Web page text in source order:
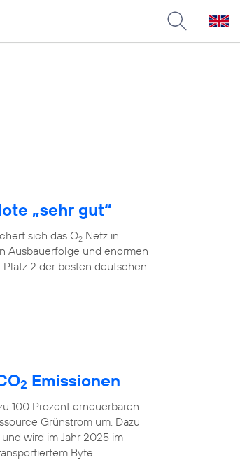
„sehr gut“
sich das O2 Netz in
Ausbauerfolge und enormen
2 der besten deutschen
2 Emissionen
100 Prozent erneuerbaren
Grünstrom um. Dazu
wird im Jahr 2025 im
Byte